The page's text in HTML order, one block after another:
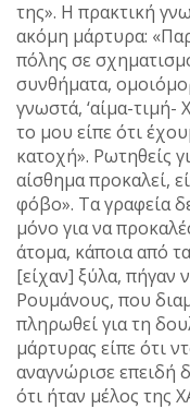
της». Η πρακτική
ακόμη μάρτυρα:
πόλης σε
συνθήματα,
γνωστά, ‘αίμα-τιμή-
το μου είπε ότι
κατοχή». Ρωτηθείς
αίσθημα προκαλεί,
φόβο». Τα γραφεία
μόνο για να
άτομα, κάποια από
[είχαν] ξύλα, πήγαν
Ρουμάνους, που
πληρωθεί για τη
μάρτυρας είπε ότι
αναγνώρισε επειδή
ότι ήταν μέλος της